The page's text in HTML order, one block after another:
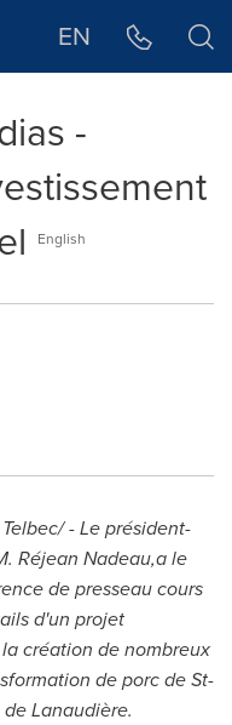
EN
-
English
- Le président-
Réjean Nadeau,a le
de presseau cours
d'un projet
création de nombreux
de porc deSt-
Lanaudière.